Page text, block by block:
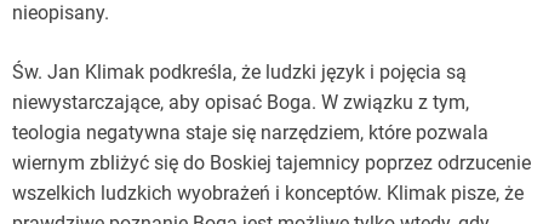
nieopisany.
Św. Jan Klimak podkreśla, że ludzki język i pojęcia są
niewystarczające, aby opisać Boga. W związku z tym,
teologia negatywna staje się narzędziem, które pozwala
wiernym zbliżyć się do Boskiej tajemnicy poprzez odrzucenie
wszelkich ludzkich wyobrażeń i konceptów. Klimak pisze, że